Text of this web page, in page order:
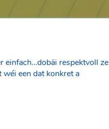
einfach…dobäi respektvoll ze
een dat konkret a